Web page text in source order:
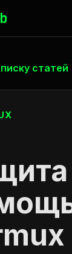
статей